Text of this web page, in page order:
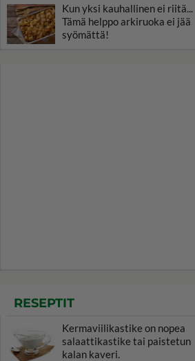
Kun yksi kauhallinen ei riitä...
Tämä helppo arkiruoka ei jää
syömättä!
RESEPTIT
Kermaviilikastike on nopea
salaattikastike tai paistetun
kalan kaveri.